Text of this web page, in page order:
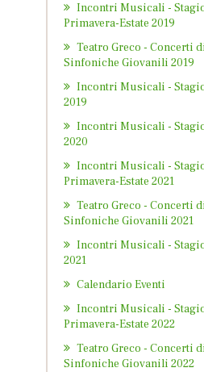
Incontri Musicali -
Primavera-Estate 2019
Teatro Greco - Concerti
Sinfoniche Giovanili 2019
Incontri Musicali -
2019
Incontri Musicali -
2020
Incontri Musicali -
Primavera-Estate 2021
Teatro Greco - Concerti
Sinfoniche Giovanili 2021
Incontri Musicali -
2021
Calendario Eventi
Incontri Musicali -
Primavera-Estate 2022
Teatro Greco - Concerti
Sinfoniche Giovanili 2022